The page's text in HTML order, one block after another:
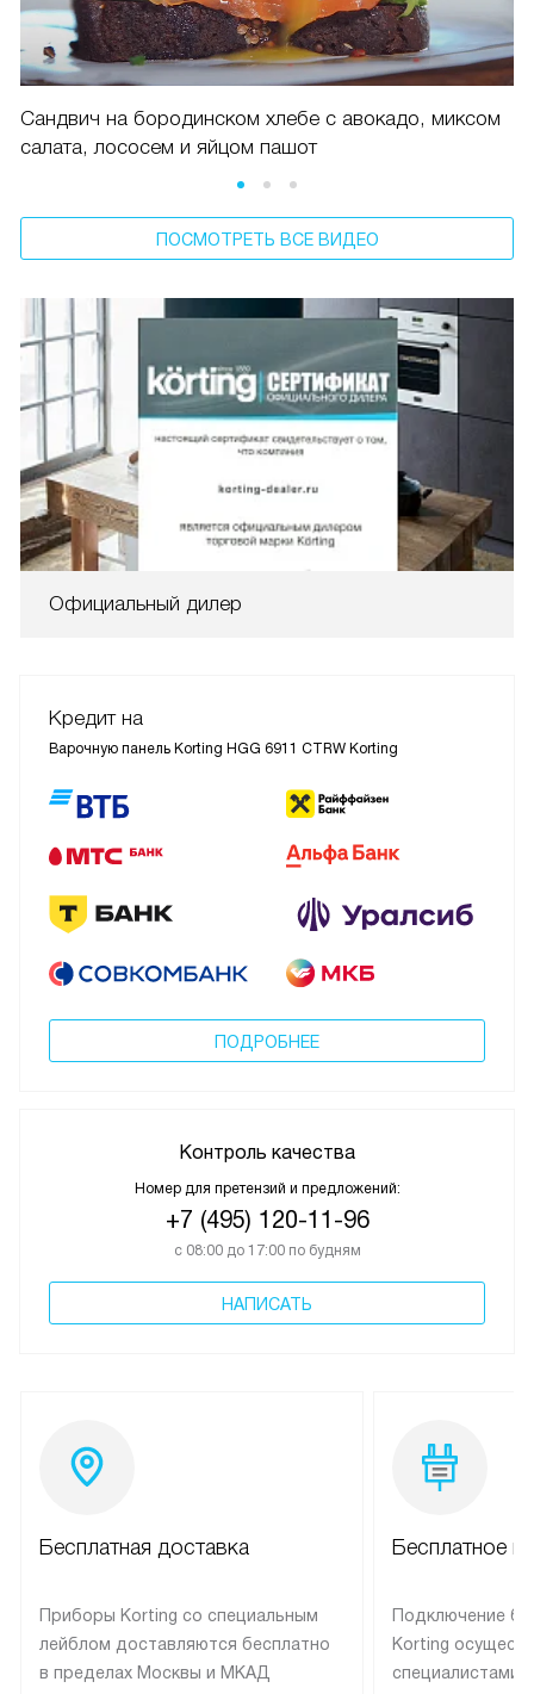
Сандвич на бородинском хлебе с авокадо, миксом
салата, лососем и яйцом пашот
ПОСМОТРЕТЬ ВСЕ ВИДЕО
Официальный дилер
Кредит на
Варочную панель Korting HGG 6911 CTRW Korting
ПОДРОБНЕЕ
Контроль качества
Номер для претензий и предложений:
+7 (495) 120-11-96
с 08:00 до 17:00 по будням
НАПИСАТЬ
Бесплатная доставка
Приборы Korting со специальным
лейблом доставляются бесплатно
в пределах Москвы и МКАД
Бесплатное
Подключение
Korting
специалистами